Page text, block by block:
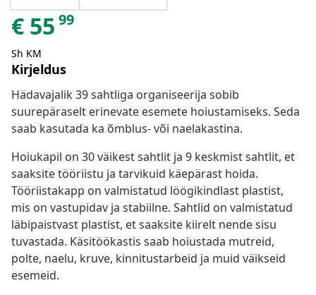
€ 55 99
Sh KM
Kirjeldus
Hädavajalik 39 sahtliga organiseerija sobib
suurepäraselt erinevate esemete hoiustamiseks. Seda
saab kasutada ka õmblus- või naelakastina.
Hoiukapil on 30 väikest sahtlit ja 9 keskmist sahtlit, et
saaksite tööriistu ja tarvikuid käepärast hoida.
Tööriistakapp on valmistatud löögikindlast plastist,
mis on vastupidav ja stabiilne. Sahtlid on valmistatud
läbipaistvast plastist, et saaksite kiirelt nende sisu
tuvastada. Käsitöökastis saab hoiustada mutreid,
polte, naelu, kruve, kinnitustarbeid ja muid väikseid
esemeid.